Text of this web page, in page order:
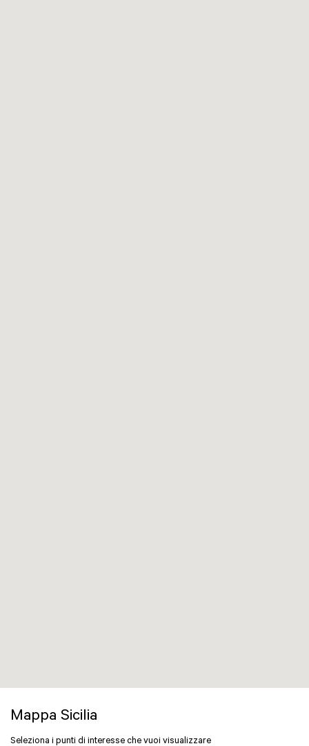
Mappa Sicilia
Seleziona i punti di interesse che vuoi visualizzare